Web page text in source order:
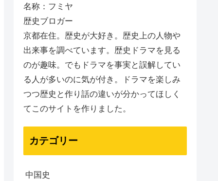
名称：フミヤ
歴史ブロガー
京都在住。歴史が大好き。歴史上の人物や
出来事を調べています。歴史ドラマを見る
のが趣味。でもドラマを事実と誤解してい
る人が多いのに気が付き。ドラマを楽しみ
つつ歴史と作り話の違いが分かってほしく
てこのサイトを作りました。
カテゴリー
中国史